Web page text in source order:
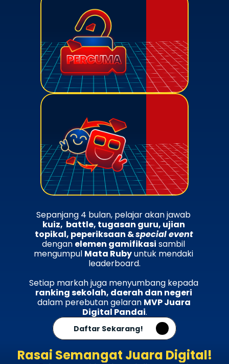
academic profile!
academic profile!
kuiz,  battle, tugasan guru, ujian
topikal, peperiksaan & special event
dengan elemen gamifikasi sambil
mengumpul Mata Ruby untuk mendaki
leaderboard.
ranking sekolah, daerah dan negeri
dalam perebutan gelaran MVP Juara
Digital Pandai.
Daftar Sekarang!
Rasai Semangat Juara Digital!